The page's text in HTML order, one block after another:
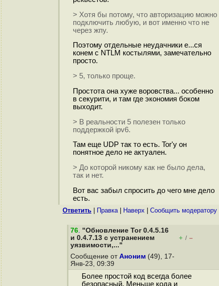
> Хотя бы потому, что авторизацию можно
подключить любую, и вот именно что не
через жпу.
Поэтому отдельные неудачники е...ся
конем с NTLM костылями, замечательно
просто.
> 5, только проще.
Простота она хуже воровства... особенно
в секурити, и там где экономия боком
выходит.
> В реальности 5 полезен только
поддержкой ipv6.
Там еще UDP так то есть. Tor'у он
понятное дело не актуален.
> До которой никому как не было дела,
так и нет.
Вот вас забыл спросить до чего мне дело
есть.
Ответить Правка| Наверх Cообщить модератору
76. "Обновление Tor 0.4.5.16
и 0.4.7.13 с устранением
уязвимости,..."
+ / –
Сообщение от Аноним (49), 17-
Янв-23, 09:39
Более простой код всегда более
безопасный. Меньше кода и